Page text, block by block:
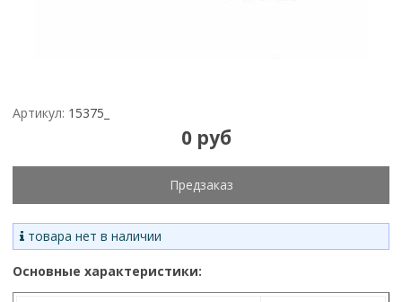
Артикул: 15375_
0 руб
Предзаказ
товара нет в наличии
Основные характеристики: